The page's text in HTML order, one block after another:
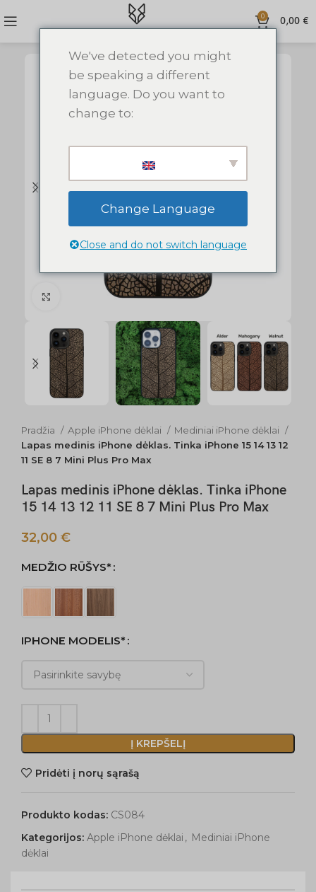
0 0,00 €
Click to enlarge
Pradžia Apple iPhone dėklai
Mediniai iPhone dėklai
Lapas medinis iPhone dėklas. Tinka iPhone 15 14 13 12
11 SE 8 7 Mini Plus Pro Max
Lapas medinis iPhone dėklas. Tinka iPhone
15 14 13 12 11 SE 8 7 Mini Plus Pro Max
32,00 €
MEDŽIO RŪŠYS*
IPHONE MODELIS*
Į KREPŠELĮ
Pridėti į norų sąrašą
Produkto kodas: CS084
Kategorijos: Apple iPhone dėklai , Mediniai iPhone
dėklai
We've detected you might
be speaking a different
language. Do you want to
change to:
Change Language
Close and do not switch language